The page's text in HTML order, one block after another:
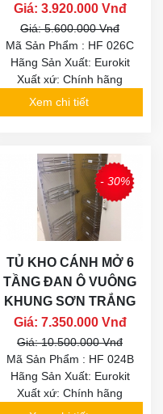
Giá: 3.920.000 Vnđ
Giá: 5.600.000 Vnđ
Mã Sản Phẩm : HF 026C
Hãng Sản Xuất: Eurokit
Xuất xứ: Chính hãng
Xem chi tiết
- 30%
TỦ KHO CÁNH MỞ 6
TẦNG ĐAN Ô VUÔNG
KHUNG SƠN TRẮNG
Giá: 7.350.000 Vnđ
Giá: 10.500.000 Vnđ
Mã Sản Phẩm : HF 024B
Hãng Sản Xuất: Eurokit
Xuất xứ: Chính hãng